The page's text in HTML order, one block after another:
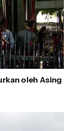
oleh Asing